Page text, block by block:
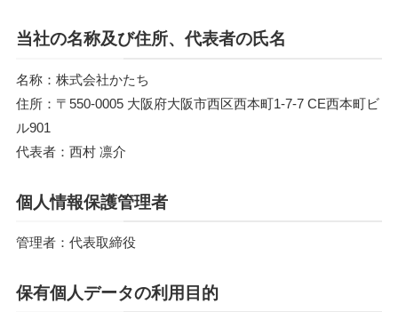
当社の名称及び住所、代表者の氏名
名称：株式会社かたち
住所：〒550-0005 大阪府大阪市西区西本町1-7-7 CE西本町ビ
ル901
代表者：西村 凛介
個人情報保護管理者
管理者：代表取締役
保有個人データの利用目的